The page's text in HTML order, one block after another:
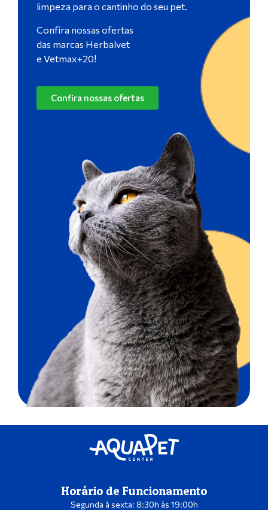
limpeza para o cantinho do seu pet.
Confira nossas ofertas
das marcas Herbalvet
e Vetmax+20!
Confira nossas ofertas
Horário de Funcionamento
Segunda à sexta: 8:30h às 19:00h